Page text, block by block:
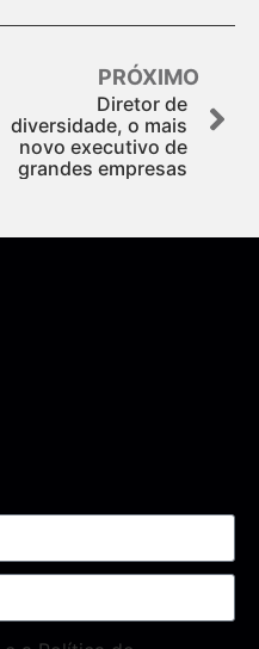
PRÓXIMO
Diretor de
diversidade, o mais
novo executivo de
grandes empresas